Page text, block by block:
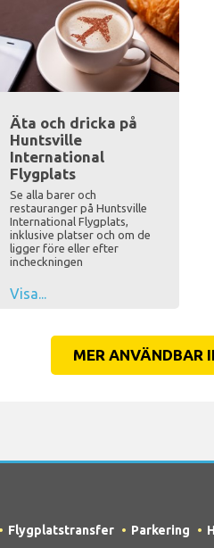
Äta och dricka på
Huntsville
International
Flygplats
Se alla barer och
restauranger på Huntsville
International Flygplats,
inklusive platser och om de
ligger före eller efter
incheckningen
Visa...
MER ANVÄNDBAR
Flygplatstransfer Parkering